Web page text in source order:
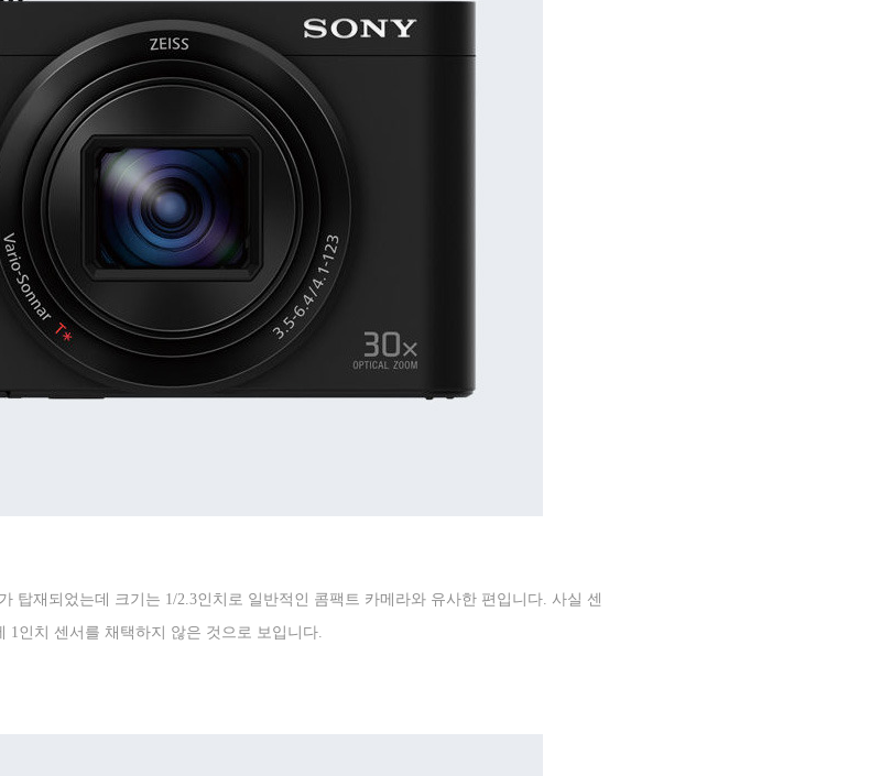
탑재되었는데 크기는 1/2.3인치로 일반적인 콤팩트 카메라와 유사한 편입니다. 사실 센
1인치 센서를 채택하지 않은 것으로 보입니다.